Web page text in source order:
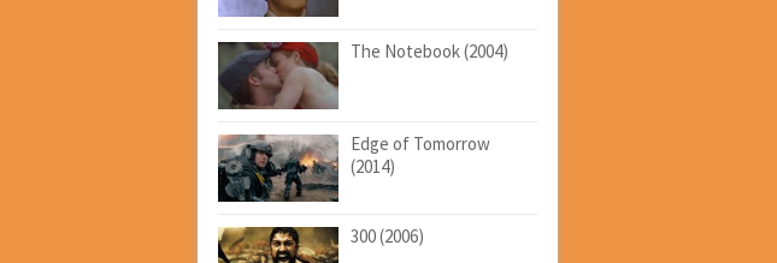
The Notebook (2004)
Edge of Tomorrow
(2014)
300 (2006)